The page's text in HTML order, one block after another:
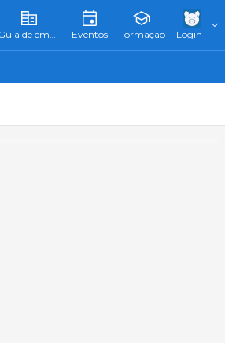
Guia de empresas Eventos Formação Login